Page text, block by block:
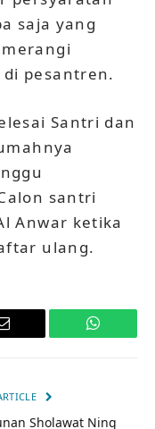
saja yang
pesantren.
Santri dan
santri
Anwar ketika
ulang.
Email
Sholawat Ning